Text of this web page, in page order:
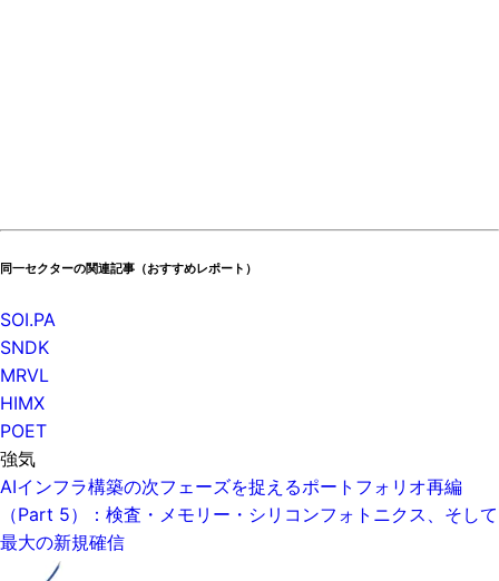
同一セクターの関連記事（おすすめレポート）
SOI.PA
SNDK
MRVL
HIMX
POET
強気
AIインフラ構築の次フェーズを捉えるポートフォリオ再編
（Part 5）：検査・メモリー・シリコンフォトニクス、そして
最大の新規確信